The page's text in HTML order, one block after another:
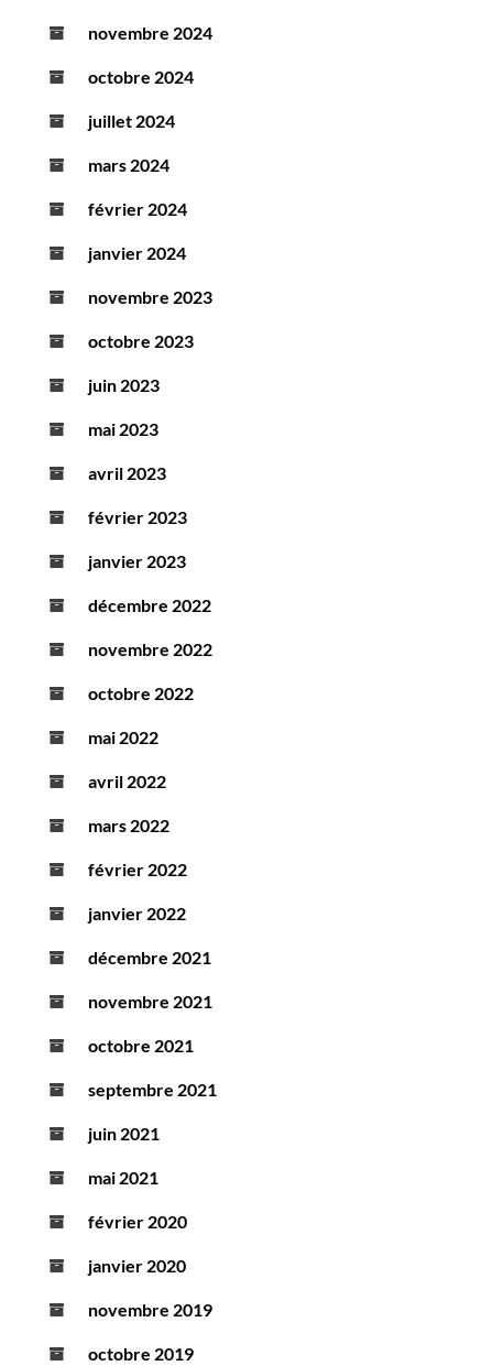
novembre 2024
octobre 2024
juillet 2024
mars 2024
février 2024
janvier 2024
novembre 2023
octobre 2023
juin 2023
mai 2023
avril 2023
février 2023
janvier 2023
décembre 2022
novembre 2022
octobre 2022
mai 2022
avril 2022
mars 2022
février 2022
janvier 2022
décembre 2021
novembre 2021
octobre 2021
septembre 2021
juin 2021
mai 2021
février 2020
janvier 2020
novembre 2019
octobre 2019